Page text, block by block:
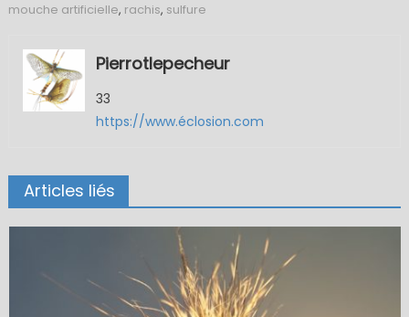
mouche artificielle, rachis, sulfure
Pierrotlepecheur
33
https://www.éclosion.com
Articles liés